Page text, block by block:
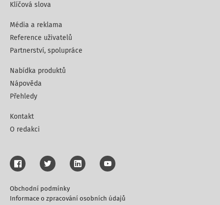
Klíčová slova
Média a reklama
Reference uživatelů
Partnerství, spolupráce
Nabídka produktů
Nápověda
Přehledy
Kontakt
O redakci
Obchodní podmínky
Informace o zpracování osobních údajů